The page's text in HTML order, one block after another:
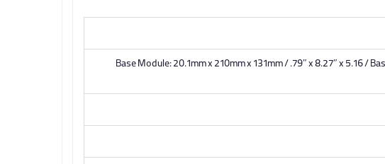
Base Module: 20.1mm x 210mm x 131mm / .79″ x 8.27″ x 5.16 /